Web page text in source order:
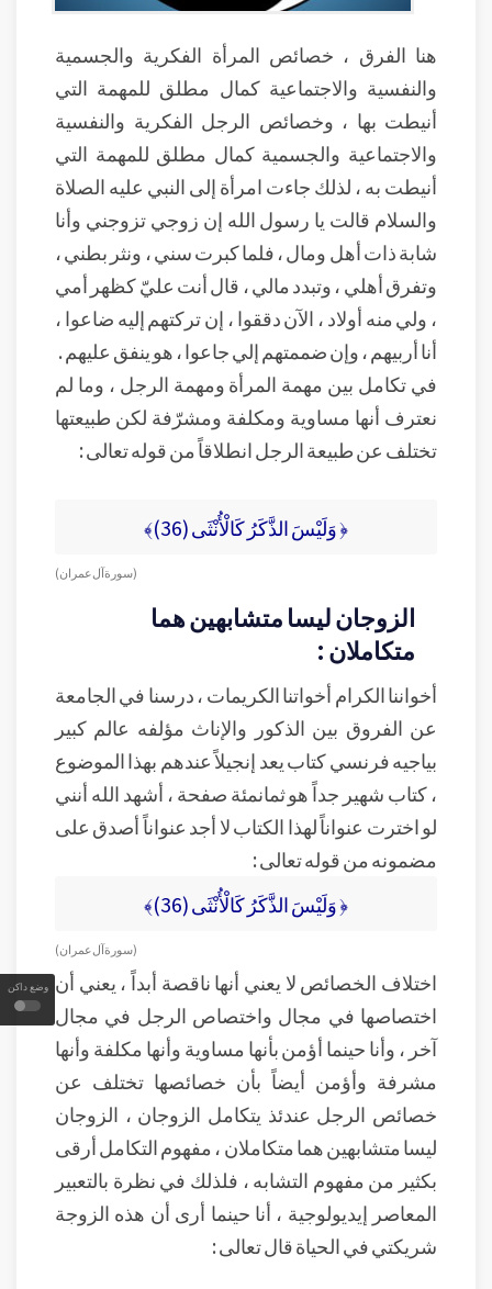
وضع داكن
هنا الفرق ، خصائص المرأة الفكرية والجسمية
والنفسية والاجتماعية كمال مطلق للمهمة التي
أنيطت بها ، وخصائص الرجل الفكرية والنفسية
والاجتماعية والجسمية كمال مطلق للمهمة التي
أنيطت به ، لذلك جاءت امرأة إلى النبي عليه الصلاة
والسلام قالت يا رسول الله إن زوجي تزوجني وأنا
شابة ذات أهل ومال ، فلما كبرت سني ، ونثر بطني ،
وتفرق أهلي ، وتبدد مالي ، قال أنت عليّ كظهر أمي
، ولي منه أولاد ، الآن دققوا ، إن تركتهم إليه ضاعوا ،
أنا أربيهم ، وإن ضممتهم إلي جاعوا ، هو ينفق عليهم .
في تكامل بين مهمة المرأة ومهمة الرجل ، وما لم
نعترف أنها مساوية ومكلفة ومشرّفة لكن طبيعتها
تختلف عن طبيعة الرجل انطلاقاً من قوله تعالى :
﴿ وَلَيْسَ الذَّكَرُ كَالْأُنْثَى (36)﴾
( سورة آل عمران )
الزوجان ليسا متشابهين هما
متكاملان :
أخواننا الكرام أخواتنا الكريمات ، درسنا في الجامعة
عن الفروق بين الذكور والإناث مؤلفه عالم كبير
بياجيه فرنسي كتاب يعد إنجيلاً عندهم بهذا الموضوع
، كتاب شهير جداً هو ثمانمئة صفحة ، أشهد الله أنني
لو اخترت عنواناً لهذا الكتاب لا أجد عنواناً أصدق على
مضمونه من قوله تعالى :
﴿ وَلَيْسَ الذَّكَرُ كَالْأُنْثَى (36)﴾
( سورة آل عمران )
اختلاف الخصائص لا يعني أنها ناقصة أبداً ، يعني أن
اختصاصها في مجال واختصاص الرجل في مجال
آخر ، وأنا حينما أؤمن بأنها مساوية وأنها مكلفة وأنها
مشرفة وأؤمن أيضاً بأن خصائصها تختلف عن
خصائص الرجل عندئذ يتكامل الزوجان ، الزوجان
ليسا متشابهين هما متكاملان ، مفهوم التكامل أرقى
بكثير من مفهوم التشابه ، فلذلك في نظرة بالتعبير
المعاصر إيديولوجية ، أنا حينما أرى أن هذه الزوجة
شريكتي في الحياة قال تعالى :